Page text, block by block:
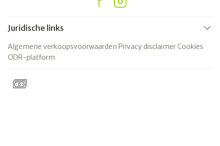
Juridische links
Algemene verkoopsvoorwaarden Privacy disclaimerCookies
ODR-platform